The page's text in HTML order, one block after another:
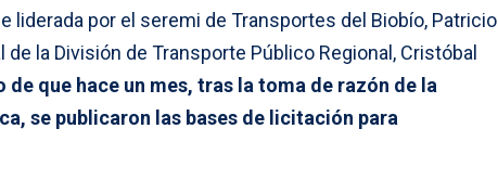
liderada por el seremi de Transportes del Biobío, Patricio
la División de Transporte Público Regional, Cristóbal
que hace un mes, tras la toma de razón de la
se publicaron las bases de licitación para